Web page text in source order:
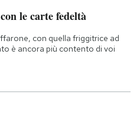
le carte fedeltà
con quella friggitrice ad
è ancora più contento di voi